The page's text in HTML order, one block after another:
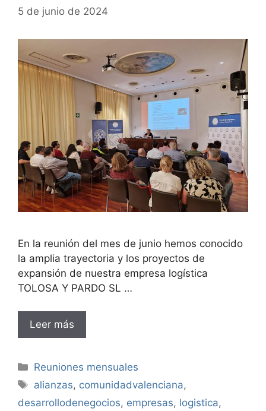
5 de junio de 2024
En la reunión del mes de junio hemos conocido
la amplia trayectoria y los proyectos de
expansión de nuestra empresa logística
TOLOSA Y PARDO SL …
Leer más
Categorías
Reuniones mensuales
Etiquetas
alianzas, comunidadvalenciana,
desarrollodenegocios, empresas, logistica,